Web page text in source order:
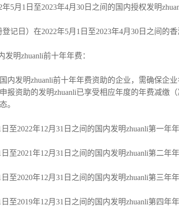
5月1日至2023年4月30日之间的国内授权发明
记日）在2022年5月1日至2023年4月30日之间的
明zhuanli前十年年费：
内发明zhuanli前十年年费资助的企业，需确保企
报资助的发明zhuanli已享受相应年度的年费减缴
。
日至2022年12月31日之间的国内发明zhuanli第一年年
日至2021年12月31日之间的国内发明zhuanli第二年年
日至2020年12月31日之间的国内发明zhuanli第三年年
日至2019年12月31日之间的国内发明zhuanli第四年年